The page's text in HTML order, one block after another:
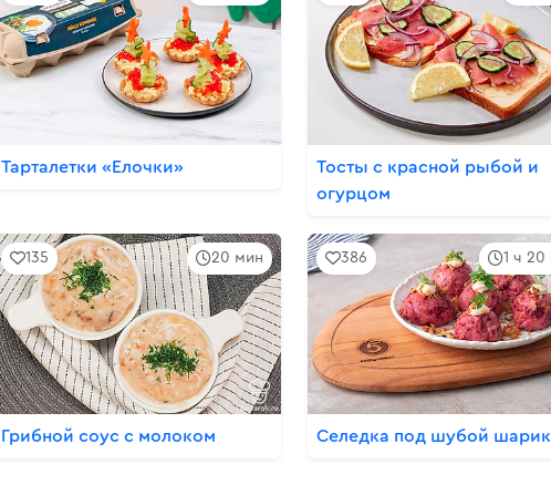
Тарталетки «Елочки»
Тосты с красной рыбой и
огурцом
20 мин
135
Грибной соус с молоком
1 ч 20
386
Селедка под шубой